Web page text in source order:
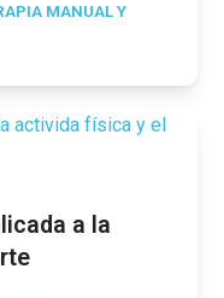
MANUAL Y
a la